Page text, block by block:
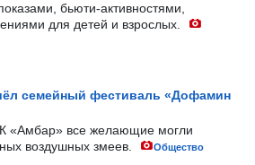
бьюти-активностями,
для детей и взрослых.
семейный фестиваль «Дофамин
«Амбар» все желающие могли
воздушных змеев.
Общество